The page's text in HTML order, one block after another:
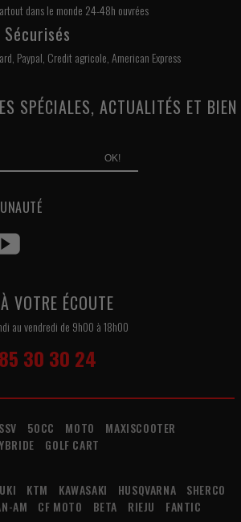
dans le monde 24-48h ouvrées
Paypal, Credit agricole, American Express
SPÉCIALES, ACTUALITÉS ET BIEN
OK!
VOTRE ÉCOUTE
au vendredi de 9h00 à 18h00
30 30 24
SSV 50CC MOTO
MAXISCOOTER
GOLF CART
KTM KAWASAKI HUSQVARNA
SHERCO
AM CF MOTO BETA RIEJU FANTIC